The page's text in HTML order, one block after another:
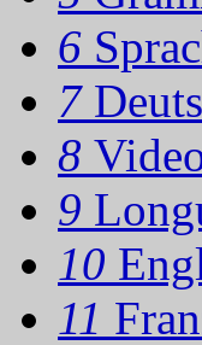
6
7
8
9
10
11